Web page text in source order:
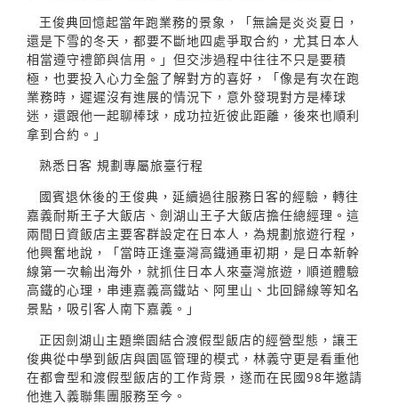
王俊典回憶起當年跑業務的景象，「無論是炎炎夏日，
還是下雪的冬天，都要不斷地四處爭取合約，尤其日本人
相當遵守禮節與信用。」但交涉過程中往往不只是要積
極，也要投入心力全盤了解對方的喜好，「像是有次在跑
業務時，遲遲沒有進展的情況下，意外發現對方是棒球
迷，還跟他一起聊棒球，成功拉近彼此距離，後來也順利
拿到合約。」
熟悉日客 規劃專屬旅臺行程
國賓退休後的王俊典，延續過往服務日客的經驗，轉往
嘉義耐斯王子大飯店、劍湖山王子大飯店擔任總經理。這
兩間日資飯店主要客群設定在日本人，為規劃旅遊行程，
他興奮地說，「當時正逢臺灣高鐵通車初期，是日本新幹
線第一次輸出海外，就抓住日本人來臺灣旅遊，順道體驗
高鐵的心理，串連嘉義高鐵站、阿里山、北回歸線等知名
景點，吸引客人南下嘉義。」
正因劍湖山主題樂園結合渡假型飯店的經營型態，讓王
俊典從中學到飯店與園區管理的模式，林義守更是看重他
在都會型和渡假型飯店的工作背景，遂而在民國98年邀請
他進入義聯集團服務至今。